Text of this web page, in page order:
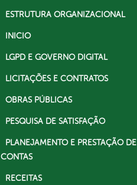
ESTRUTURA ORGANIZACIONAL
INICIO
LGPD E GOVERNO DIGITAL
LICITAÇÕES E CONTRATOS
OBRAS PÚBLICAS
PESQUISA DE SATISFAÇÃO
PLANEJAMENTO E PRESTAÇÃO DE
CONTAS
RECEITAS